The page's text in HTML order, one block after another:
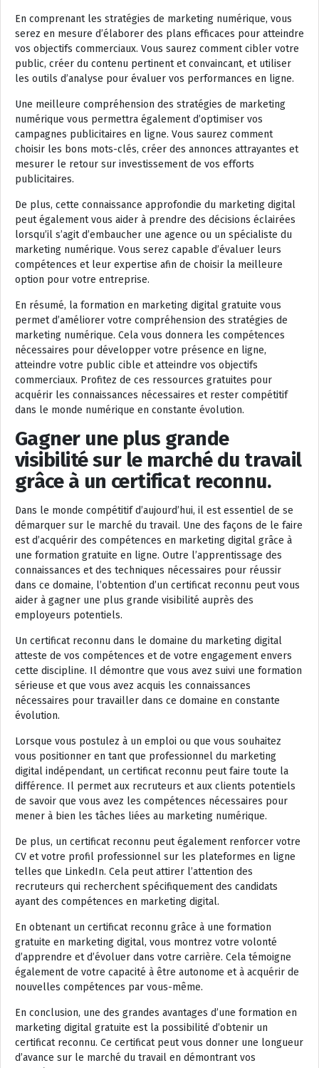
En comprenant les stratégies de marketing numérique, vous
serez en mesure d’élaborer des plans efficaces pour atteindre
vos objectifs commerciaux. Vous saurez comment cibler votre
public, créer du contenu pertinent et convaincant, et utiliser
les outils d’analyse pour évaluer vos performances en ligne.
Une meilleure compréhension des stratégies de marketing
numérique vous permettra également d’optimiser vos
campagnes publicitaires en ligne. Vous saurez comment
choisir les bons mots-clés, créer des annonces attrayantes et
mesurer le retour sur investissement de vos efforts
publicitaires.
De plus, cette connaissance approfondie du marketing digital
peut également vous aider à prendre des décisions éclairées
lorsqu’il s’agit d’embaucher une agence ou un spécialiste du
marketing numérique. Vous serez capable d’évaluer leurs
compétences et leur expertise afin de choisir la meilleure
option pour votre entreprise.
En résumé, la formation en marketing digital gratuite vous
permet d’améliorer votre compréhension des stratégies de
marketing numérique. Cela vous donnera les compétences
nécessaires pour développer votre présence en ligne,
atteindre votre public cible et atteindre vos objectifs
commerciaux. Profitez de ces ressources gratuites pour
acquérir les connaissances nécessaires et rester compétitif
dans le monde numérique en constante évolution.
Gagner une plus grande
visibilité sur le marché du travail
grâce à un certificat reconnu.
Dans le monde compétitif d’aujourd’hui, il est essentiel de se
démarquer sur le marché du travail. Une des façons de le faire
est d’acquérir des compétences en marketing digital grâce à
une formation gratuite en ligne. Outre l’apprentissage des
connaissances et des techniques nécessaires pour réussir
dans ce domaine, l’obtention d’un certificat reconnu peut vous
aider à gagner une plus grande visibilité auprès des
employeurs potentiels.
Un certificat reconnu dans le domaine du marketing digital
atteste de vos compétences et de votre engagement envers
cette discipline. Il démontre que vous avez suivi une formation
sérieuse et que vous avez acquis les connaissances
nécessaires pour travailler dans ce domaine en constante
évolution.
Lorsque vous postulez à un emploi ou que vous souhaitez
vous positionner en tant que professionnel du marketing
digital indépendant, un certificat reconnu peut faire toute la
différence. Il permet aux recruteurs et aux clients potentiels
de savoir que vous avez les compétences nécessaires pour
mener à bien les tâches liées au marketing numérique.
De plus, un certificat reconnu peut également renforcer votre
CV et votre profil professionnel sur les plateformes en ligne
telles que LinkedIn. Cela peut attirer l’attention des
recruteurs qui recherchent spécifiquement des candidats
ayant des compétences en marketing digital.
En obtenant un certificat reconnu grâce à une formation
gratuite en marketing digital, vous montrez votre volonté
d’apprendre et d’évoluer dans votre carrière. Cela témoigne
également de votre capacité à être autonome et à acquérir de
nouvelles compétences par vous-même.
En conclusion, une des grandes avantages d’une formation en
marketing digital gratuite est la possibilité d’obtenir un
certificat reconnu. Ce certificat peut vous donner une longueur
d’avance sur le marché du travail en démontrant vos